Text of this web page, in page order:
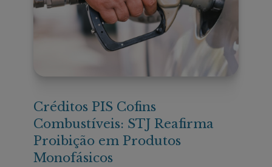
Créditos PIS Cofins
Combustíveis: STJ Reafirma
Proibição em Produtos
Monofásicos